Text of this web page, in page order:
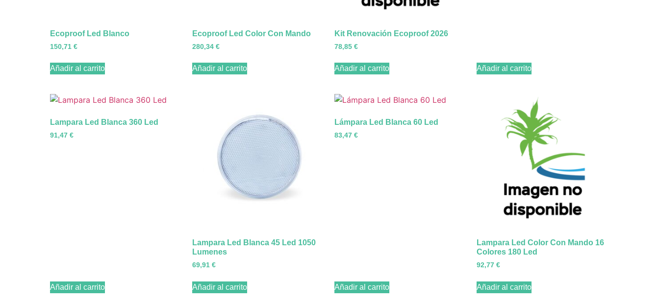
Ecoproof Led Blanco
150,71 €
Añadir al carrito
Ecoproof Led Color Con Mando
280,34 €
Añadir al carrito
Kit Renovación Ecoproof 2026
78,85 €
Añadir al carrito Añadir al carrito
Lampara Led Blanca 360 Led
91,47 €
Añadir al carrito
Lampara Led Blanca 45 Led 1050
Lumenes
69,91 €
Añadir al carrito
Lámpara Led Blanca 60 Led
83,47 €
Añadir al carrito
Lampara Led Color Con Mando 16
Colores 180 Led
92,77 €
Añadir al carrito